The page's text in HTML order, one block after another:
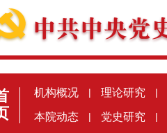
机构概况 | 理论研究 |
本院动态 | 党史研究 |